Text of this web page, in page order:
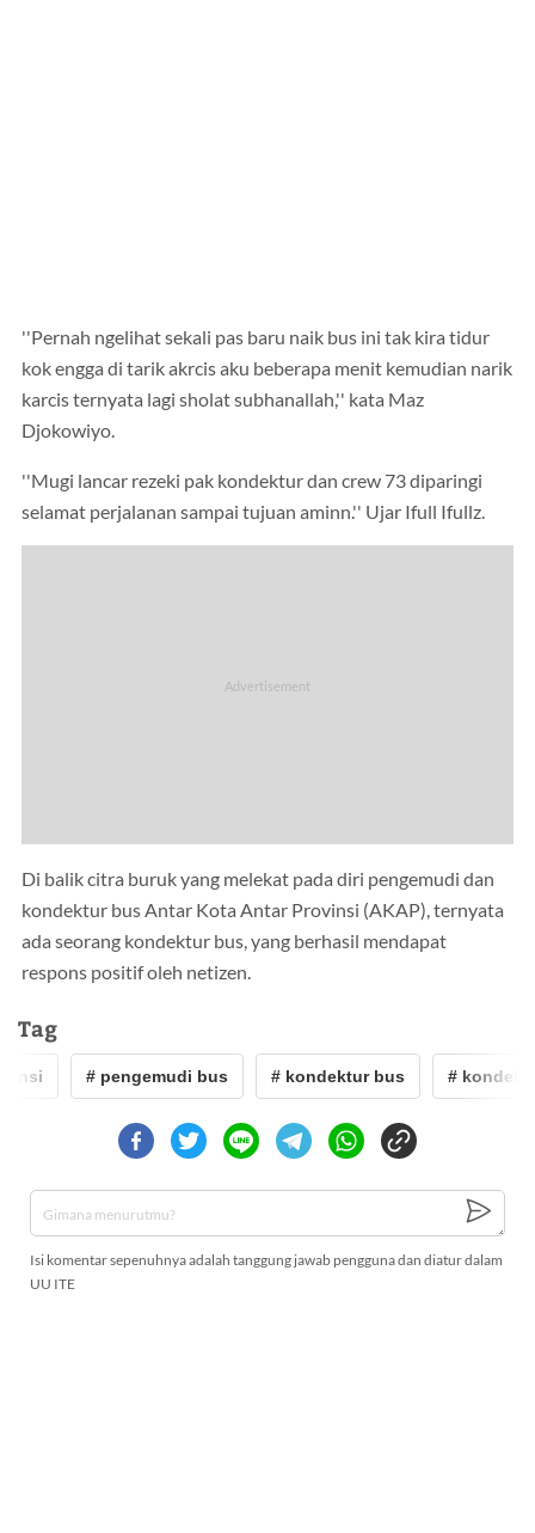
''Pernah ngelihat sekali pas baru naik bus ini tak kira tidur
kok engga di tarik akrcis aku beberapa menit kemudian narik
karcis ternyata lagi sholat subhanallah,'' kata Maz
Djokowiyo.
''Mugi lancar rezeki pak kondektur dan crew 73 diparingi
selamat perjalanan sampai tujuan aminn.'' Ujar Ifull Ifullz.
Di balik citra buruk yang melekat pada diri pengemudi dan
kondektur bus Antar Kota Antar Provinsi (AKAP), ternyata
ada seorang kondektur bus, yang berhasil mendapat
respons positif oleh netizen.
Tag
# pengemudi bus # kondektur bus #
Isi komentar sepenuhnya adalah tanggung jawab pengguna dan diatur dalam
UU ITE